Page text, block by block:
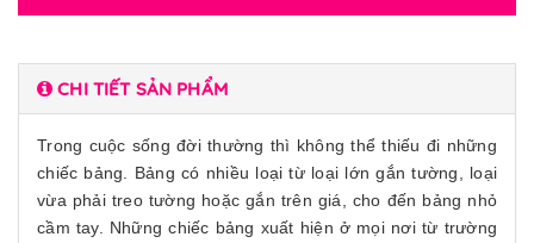
CHI TIẾT SẢN PHẨM
Trong cuộc sống đời thường thì không thể thiếu đi những
chiếc bảng. Bảng có nhiều loại từ loại lớn gắn tường, loại
vừa phải treo tường hoặc gắn trên giá, cho đến bảng nhỏ
cầm tay. Những chiếc bảng xuất hiện ở mọi nơi từ trường